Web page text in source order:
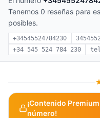
Tenemos 0 reseñas para
posibles.
+34545524784230
+34 545 524 784 230
¡Contenido
número!